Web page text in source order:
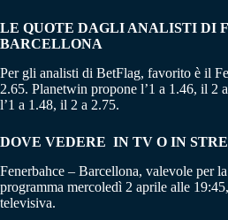
LE QUOTE DAGLI ANALISTI DI
BARCELLONA
Per gli analisti di BetFlag, favorito è il
2.65. Planetwin propone l’1 a 1.46, il 2
l’1 a 1.48, il 2 a 2.75.
DOVE VEDERE IN TV O IN
Fenerbahce – Barcellona, valevole per
programma mercoledì 2 aprile alle
televisiva.